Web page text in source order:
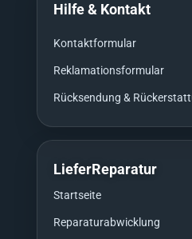
Hilfe & Kontakt
Kontaktformular
Reklamationsformular
Rücksendung &
LieferReparatur
Startseite
Reparaturabwicklung